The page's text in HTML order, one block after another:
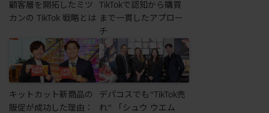
顧客層を開拓したミツ
カンの TikTok 戦略とは
TikTokで認知から購買
まで一貫したアプロー
チ
キットカット新商品の
販促が成功した理由：
デパコスでも“TikTok売
れ” 「シュウ ウエム